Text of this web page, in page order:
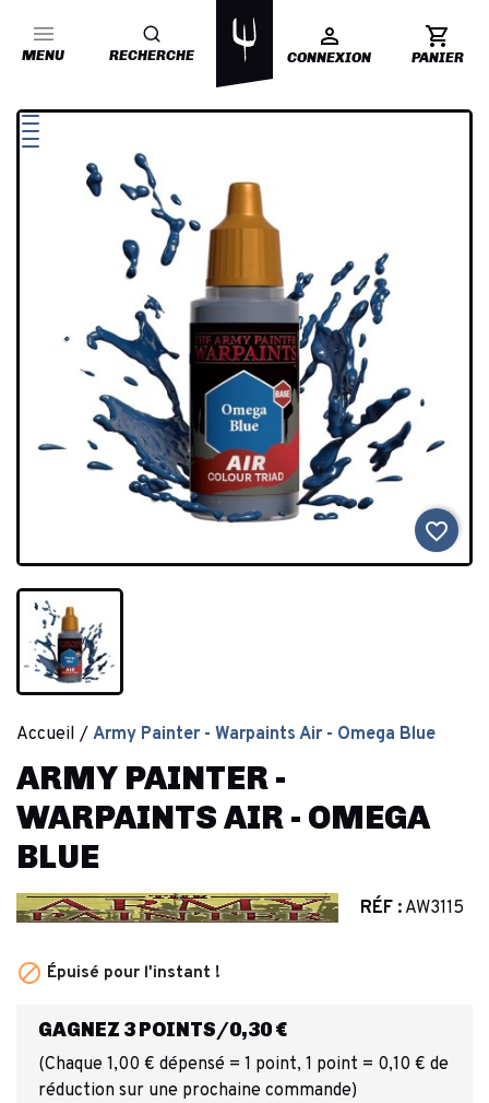
MENU RECHERCHE CONNEXION PANIER
favorite_border
Accueil Army Painter - Warpaints Air - Omega Blue
ARMY PAINTER -
WARPAINTS AIR - OMEGA
BLUE
RÉF : AW3115
 Épuisé pour l'instant !
GAGNEZ 3 POINTS/0,30 €
(Chaque 1,00 € dépensé = 1 point, 1 point = 0,10 € de
réduction sur une prochaine commande)